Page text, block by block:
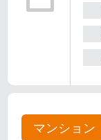
マンション